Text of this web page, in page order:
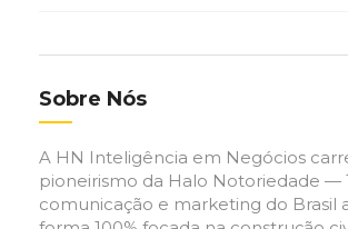
Sobre Nós
A HN Inteligência em Negócios
pioneirismo da Halo Notoriedade —
comunicação e marketing do Brasil